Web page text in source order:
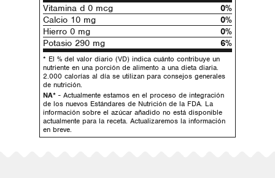
Vitamina d 0 mcg
0%
Calcio 10 mg
0%
Hierro 0 mg
0%
Potasio 290 mg
6%
* El % del valor diario (VD) indica cuánto contribuye un
nutriente en una porción de alimento a una dieta diaria.
2.000 calorías al día se utilizan para consejos generales
de nutrición.
NA* - Actualmente estamos en el proceso de integración
de los nuevos Estándares de Nutrición de la FDA. La
información sobre el azúcar añadido no está disponible
actualmente para la receta. Actualizaremos la información
en breve.